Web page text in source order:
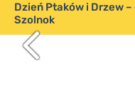
Dzień Ptaków i Drzew –
Szolnok